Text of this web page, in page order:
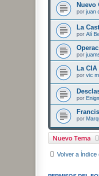
Nuevo
por juan
La
por Alí
por
La
por vic
por
por
Nuevo Tema
Volver a Índice